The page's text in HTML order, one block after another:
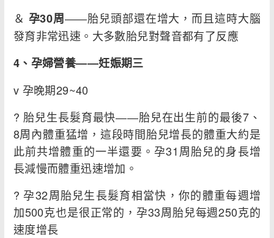
＆ 孕30周――胎兒頭部還在增大，而且這時大腦
發育非常迅速。大多數胎兒對聲音都有了反應
4 、孕婦營養――妊娠期三
v 孕晚期29~40
? 胎兒生長髮育最快――胎兒在出生前的最後7、
8周內體重猛增，這段時間胎兒增長的體重大約是
此前共增體重的一半還要。孕31周胎兒的身長增
長減慢而體重迅速增加。
? 孕32周胎兒生長髮育相當快，你的體重每週增
加500克也是很正常的，孕33周胎兒每週250克的
速度增長